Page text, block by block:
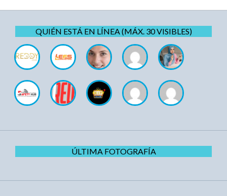
QUIÉN ESTÁ EN LÍNEA (MÁX. 30 VISIBLES)
ÚLTIMA FOTOGRAFÍA